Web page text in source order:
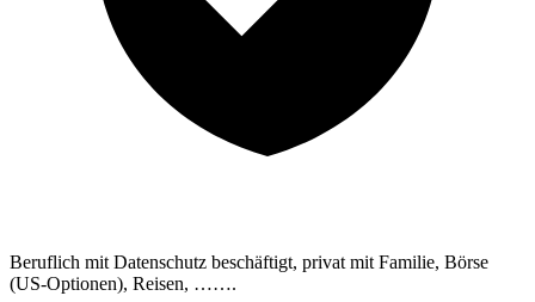
Beruflich mit Datenschutz beschäftigt, privat mit Familie, Börse
(US-Optionen), Reisen, …….